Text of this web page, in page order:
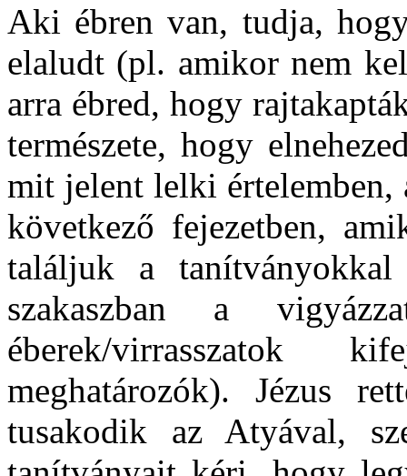
Aki ébren van, tudja,
elaludt (pl. amikor nem
arra ébred, hogy
természete, hogy
mit jelent lelki értelemben,
következő fejezetben,
találjuk a
szakaszban a
éberek/virrasszatok
meghatározók). Jézus
tusakodik az Atyával,